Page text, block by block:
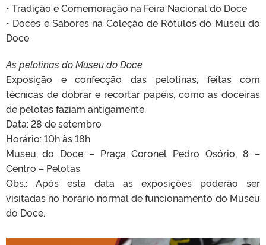
• Tradição e Comemoração na Feira Nacional do Doce
• Doces e Sabores na Coleção de Rótulos do Museu do
Doce
As pelotinas do Museu do Doce
Exposição e confecção das pelotinas, feitas com
técnicas de dobrar e recortar papéis, como as doceiras
de pelotas faziam antigamente.
Data: 28 de setembro
Horário: 10h às 18h
Museu do Doce – Praça Coronel Pedro Osório, 8 –
Centro – Pelotas
Obs.: Após esta data as exposições poderão ser
visitadas no horário normal de funcionamento do Museu
do Doce.